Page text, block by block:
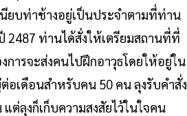
ยบท่าช้างอยู่เป็นประจำตามที่ท่าน
2487 ท่านได้สั่งให้เตรียมสถานที่ที่
ารจะส่งคนไปฝึกอาวุธโดยให้อยู่ใน
อเดือนสำหรับคน 50 คน ลุงรับคำสั่ง
ลุงก็เก็บความสงสัยไว้ในใจคน